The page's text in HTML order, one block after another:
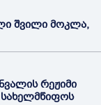
შვილი მოკლა,
რეჟიმი